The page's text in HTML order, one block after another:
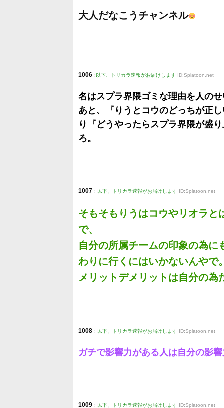
大人だなこうチャンネル
1006 : 以下、トリカラ速報がお届けします ID:Splatoon.net
名はスプラ界隈ゴミな理由を人の
あと、『りうとコウのどっちが正
り『どうやったらスプラ界隈が盛
ろ。
1007 : 以下、トリカラ速報がお届けします ID:Splatoon.net
そもそもりうはコウやリオラと
で、
自分の所属チームの印象の為に
わりに行くにはいかないんやで。
メリットデメリットは自分の為
1008 : 以下、トリカラ速報がお届けします ID:Splatoon.net
ガチで影響力がある人は自分の影
1009 : 以下、トリカラ速報がお届けします ID:Splatoon.net